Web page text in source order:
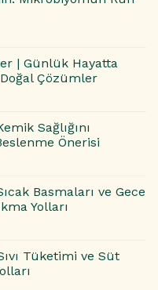
| Günlük Hayatta
Çözümler
Sağlığını
Önerisi
Basmaları ve Gece
Yolları
Tüketimi ve Süt